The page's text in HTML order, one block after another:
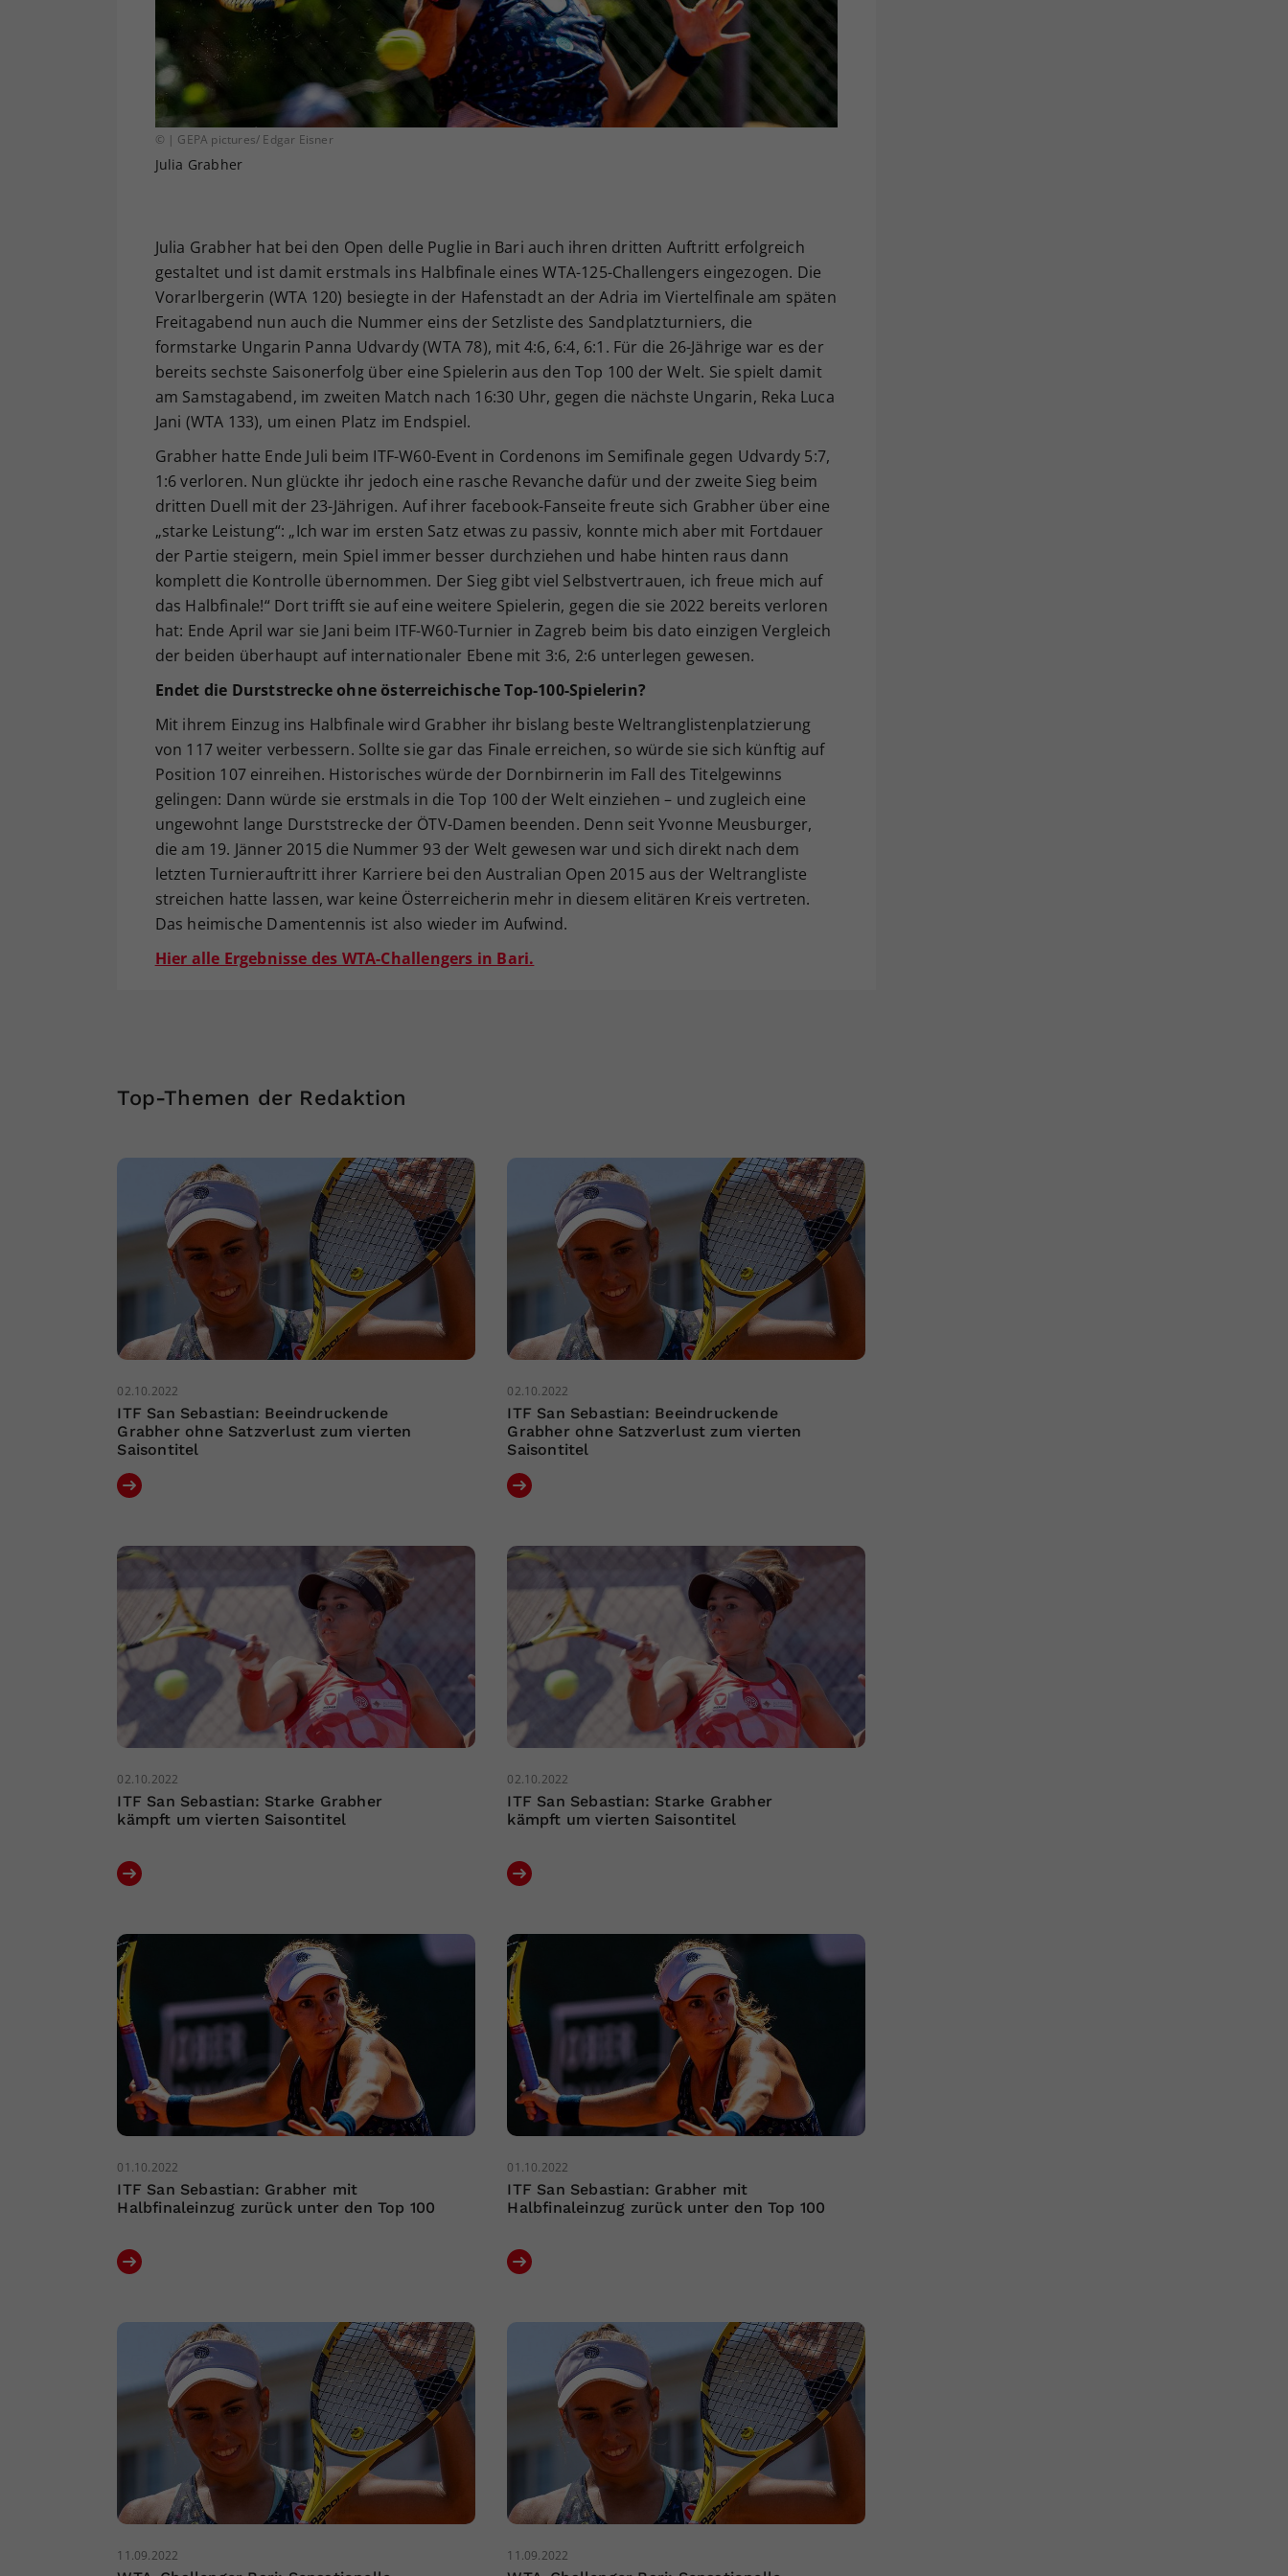
© | GEPA pictures/ Edgar Eisner
Julia Grabher
Julia Grabher hat bei den Open delle Puglie in Bari auch ihren dritten Auftritt erfolgreich
gestaltet und ist damit erstmals ins Halbfinale eines WTA-125-Challengers eingezogen. Die
Vorarlbergerin (WTA 120) besiegte in der Hafenstadt an der Adria im Viertelfinale am späten
Freitagabend nun auch die Nummer eins der Setzliste des Sandplatzturniers, die
formstarke Ungarin Panna Udvardy (WTA 78), mit 4:6, 6:4, 6:1. Für die 26-Jährige war es der
bereits sechste Saisonerfolg über eine Spielerin aus den Top 100 der Welt. Sie spielt damit
am Samstagabend, im zweiten Match nach 16:30 Uhr, gegen die nächste Ungarin, Reka Luca
Jani (WTA 133), um einen Platz im Endspiel.
Grabher hatte Ende Juli beim ITF-W60-Event in Cordenons im Semifinale gegen Udvardy 5:7,
1:6 verloren. Nun glückte ihr jedoch eine rasche Revanche dafür und der zweite Sieg beim
dritten Duell mit der 23-Jährigen. Auf ihrer facebook-Fanseite freute sich Grabher über eine
„starke Leistung“: „Ich war im ersten Satz etwas zu passiv, konnte mich aber mit Fortdauer
der Partie steigern, mein Spiel immer besser durchziehen und habe hinten raus dann
komplett die Kontrolle übernommen. Der Sieg gibt viel Selbstvertrauen, ich freue mich auf
das Halbfinale!“ Dort trifft sie auf eine weitere Spielerin, gegen die sie 2022 bereits verloren
hat: Ende April war sie Jani beim ITF-W60-Turnier in Zagreb beim bis dato einzigen Vergleich
der beiden überhaupt auf internationaler Ebene mit 3:6, 2:6 unterlegen gewesen.
Endet die Durststrecke ohne österreichische Top-100-Spielerin?
Mit ihrem Einzug ins Halbfinale wird Grabher ihr bislang beste Weltranglistenplatzierung
von 117 weiter verbessern. Sollte sie gar das Finale erreichen, so würde sie sich künftig auf
Position 107 einreihen. Historisches würde der Dornbirnerin im Fall des Titelgewinns
gelingen: Dann würde sie erstmals in die Top 100 der Welt einziehen – und zugleich eine
ungewohnt lange Durststrecke der ÖTV-Damen beenden. Denn seit Yvonne Meusburger,
die am 19. Jänner 2015 die Nummer 93 der Welt gewesen war und sich direkt nach dem
letzten Turnierauftritt ihrer Karriere bei den Australian Open 2015 aus der Weltrangliste
streichen hatte lassen, war keine Österreicherin mehr in diesem elitären Kreis vertreten.
Das heimische Damentennis ist also wieder im Aufwind.
Hier alle Ergebnisse des WTA-Challengers in Bari.
Top-Themen der Redaktion
02.10.2022
ITF San Sebastian: Beeindruckende
Grabher ohne Satzverlust zum vierten
Saisontitel
02.10.2022
ITF San Sebastian: Beeindruckende
Grabher ohne Satzverlust zum vierten
Saisontitel
02.10.2022
ITF San Sebastian: Starke Grabher
kämpft um vierten Saisontitel
02.10.2022
ITF San Sebastian: Starke Grabher
kämpft um vierten Saisontitel
01.10.2022
ITF San Sebastian: Grabher mit
Halbfinaleinzug zurück unter den Top 100
01.10.2022
ITF San Sebastian: Grabher mit
Halbfinaleinzug zurück unter den Top 100
11.09.2022 11.09.2022
Ihrer vorgenommen Einstellungen, falls der
Webseiten-Betreiber dies eingestellt hat.